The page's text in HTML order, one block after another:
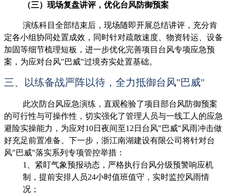
（三）现场复盘讲评，优化台风防御预案
演练科目全部结束后，现场随即开展总结讲评，充分肯
定各小组协同处置成效，同时针对疏散速度、物资转运、设备
加固等细节梳理短板，进一步优化完善项目台风专项应急预
案，为应对台风"巴威"过境夯实处置基础。
三、以练备战严阵以待，全力抵御台风"巴威"
此次防台风应急演练，直观检验了项目部台风防御预案
的可行性与可操作性，切实强化了管理人员与一线工人的应急
避险实操能力，为应对10日夜间至12日台风"巴威"风雨冲击做
好充足前置准备。下一步，浙江南湖建设有限公司将针对台
风"巴威"落实系列专项管控举措：
1、紧盯气象预报动态，严格执行台风分级预警响应机
制，提前安排人员24小时值班值守，实时监控风雨情
况；